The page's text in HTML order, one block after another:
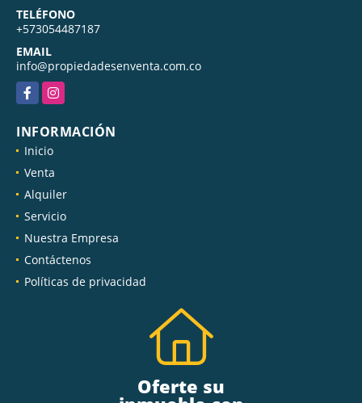
TELÉFONO
+573054487187
EMAIL
info@propiedadesenventa.com.co
FacebookInstagram
INFORMACIÓN
Inicio
Venta
Alquiler
Servicio
Nuestra Empresa
Contáctenos
Políticas de privacidad
Oferte su